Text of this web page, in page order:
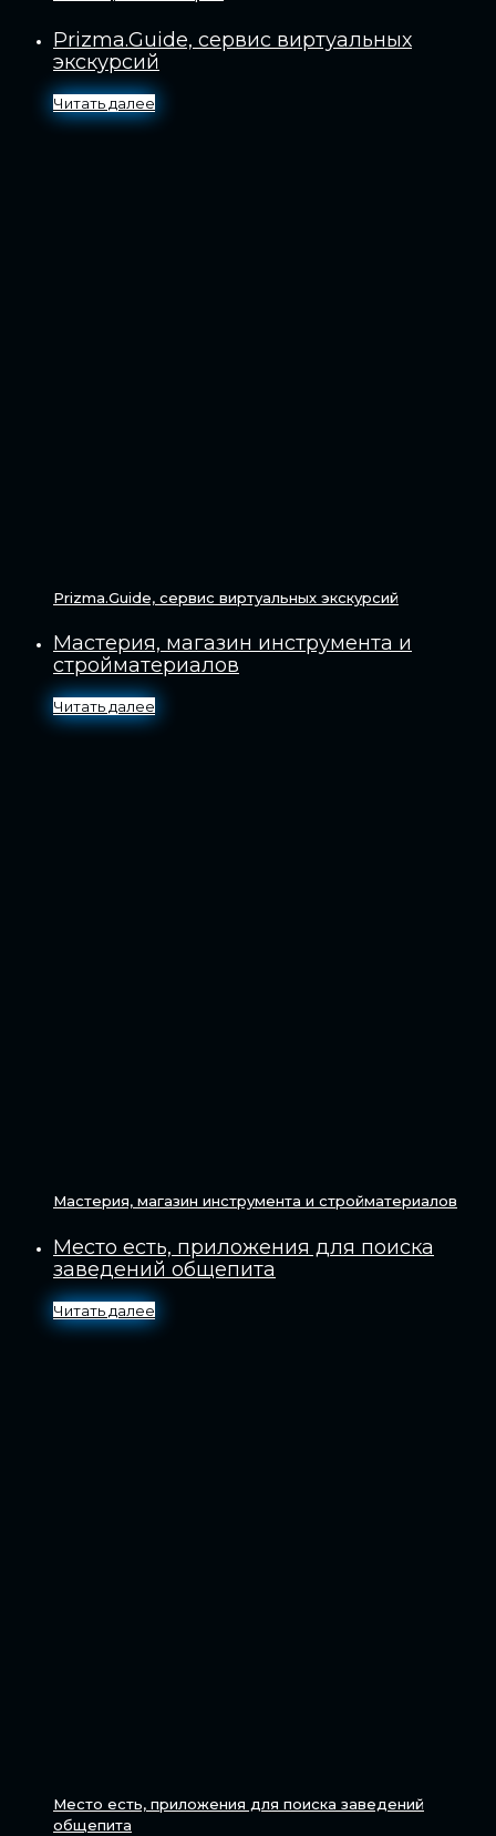
Prizma.Guide, сервис виртуальных
экскурсий
Читать далее
Prizma.Guide, сервис виртуальных экскурсий
Мастерия, магазин инструмента и
стройматериалов
Читать далее
Мастерия, магазин инструмента и стройматериалов
Место есть, приложения для поиска
заведений общепита
Читать далее
Место есть, приложения для поиска заведений
общепита